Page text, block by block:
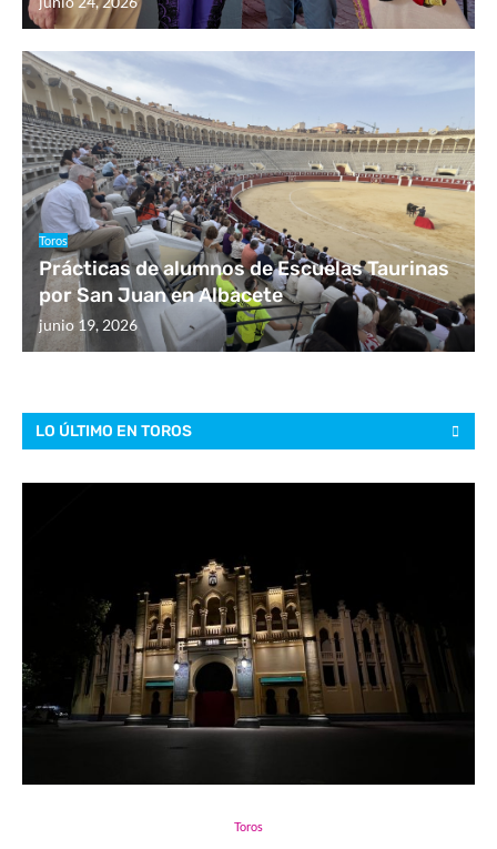
Toros
Prácticas de alumnos de Escuelas Taurinas
por San Juan en Albacete
junio 19, 2026
LO ÚLTIMO EN TOROS
Toros